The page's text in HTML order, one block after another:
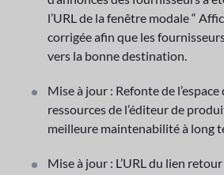
l’URL de la fenêtre modale “
corrigée afin que les
vers la bonne destination.
Mise à jour : Refonte de
ressources de l’éditeur de
meilleure maintenabilité à long
Mise à jour : L’URL du lien